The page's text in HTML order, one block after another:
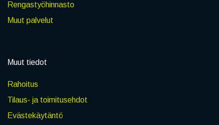
Rengastyöhinnasto
Muut palvelut
Muut tiedot
Rahoitus
Tilaus- ja toimitusehdot
Evästekäytäntö